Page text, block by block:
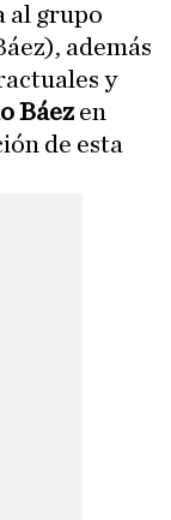
al grupo
además
y
Báezen
de esta